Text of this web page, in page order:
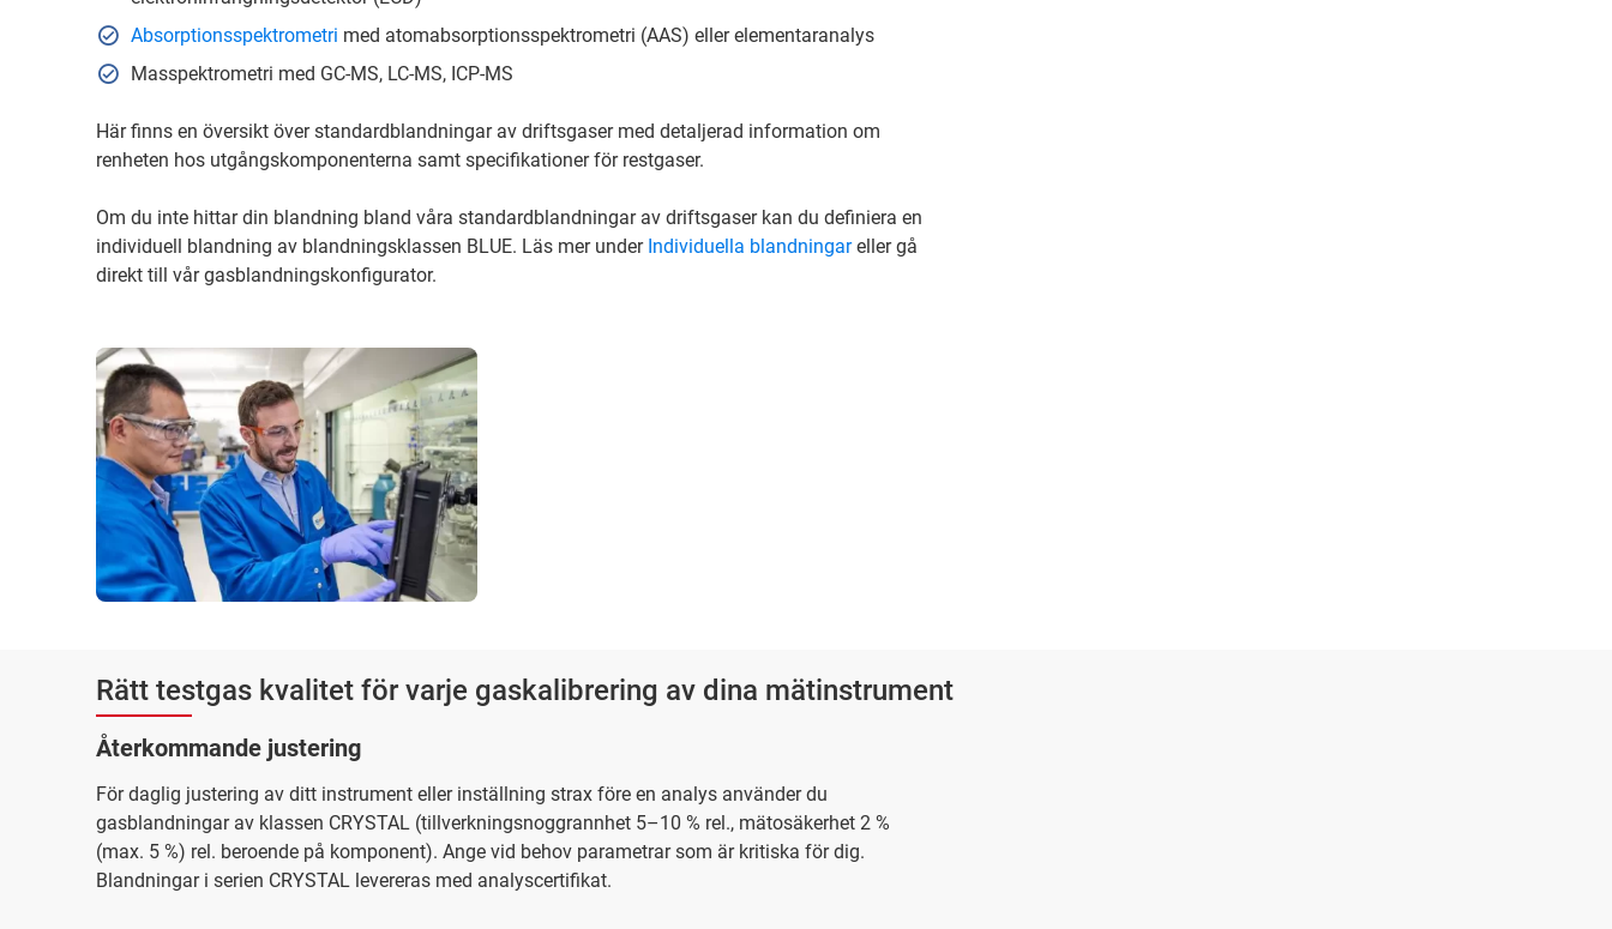
Absorptionsspektrometri med atomabsorptionsspektrometri (AAS) eller elementaranalys
Masspektrometri med GC-MS, LC-MS, ICP-MS
Här finns en översikt över standardblandningar av driftsgaser med detaljerad information om
renheten hos utgångskomponenterna samt specifikationer för restgaser.
Om du inte hittar din blandning bland våra standardblandningar av driftsgaser kan du definiera en
individuell blandning av blandningsklassen BLUE. Läs mer underIndividuella blandningareller gå
direkt till vår gasblandningskonfigurator.
Rätt testgas kvalitet för varje gaskalibrering av dina mätinstrument
Återkommande justering
För daglig justering av ditt instrument eller inställning strax före en analys använder du
gasblandningar av klassen CRYSTAL (tillverkningsnoggrannhet 5–10 % rel., mätosäkerhet 2 %
(max. 5 %) rel. beroende på komponent). Ange vid behov parametrar som är kritiska för dig.
Blandningar i serien CRYSTAL levereras med analyscertifikat.